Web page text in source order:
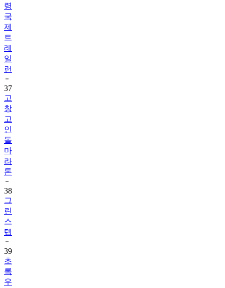
령
국
제
트
레
일
런
37
고
창
고
인
돌
마
라
톤
38
그
린
스
텝
39
초
록
우